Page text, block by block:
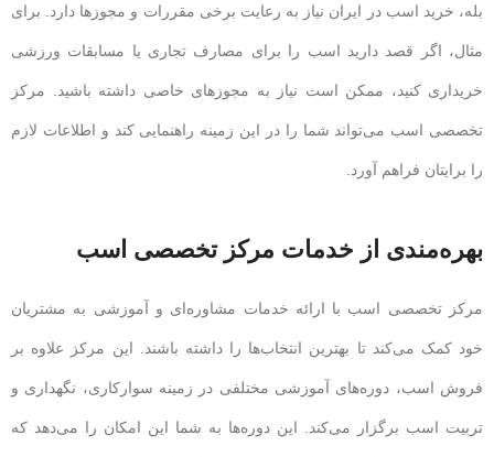
بله، خرید اسب در ایران نیاز به رعایت برخی مقررات و مجوزها دارد. برای
مثال، اگر قصد دارید اسب را برای مصارف تجاری یا مسابقات ورزشی
خریداری کنید، ممکن است نیاز به مجوزهای خاصی داشته باشید. مرکز
تخصصی اسب می‌تواند شما را در این زمینه راهنمایی کند و اطلاعات لازم
را برایتان فراهم آورد.
بهره‌مندی از خدمات مرکز تخصصی اسب
مرکز تخصصی اسب با ارائه خدمات مشاوره‌ای و آموزشی به مشتریان
خود کمک می‌کند تا بهترین انتخاب‌ها را داشته باشند. این مرکز علاوه بر
فروش اسب، دوره‌های آموزشی مختلفی در زمینه سوارکاری، نگهداری و
تربیت اسب برگزار می‌کند. این دوره‌ها به شما این امکان را می‌دهد که